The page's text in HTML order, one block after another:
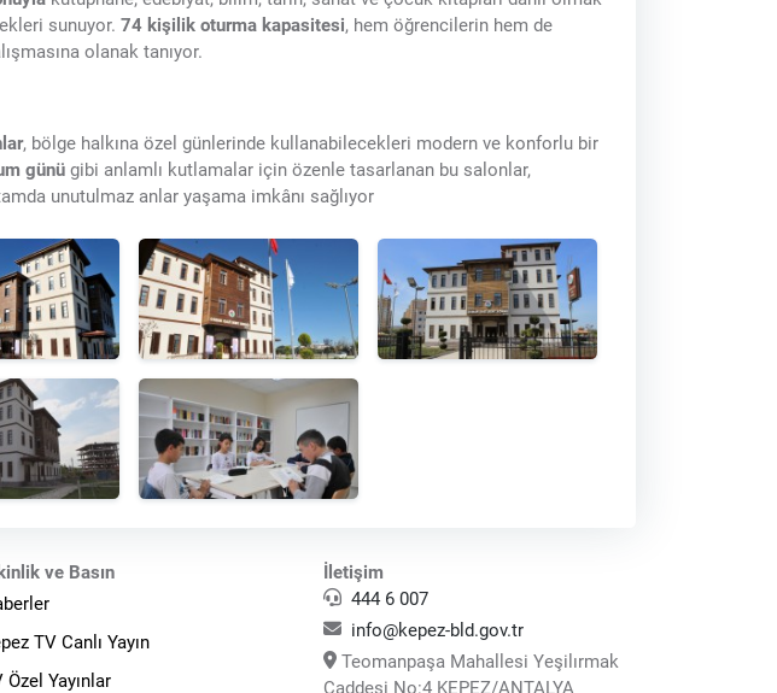
sunuyor. 74 kişilik oturma kapasitesi, hem öğrencilerin hem de
olanak tanıyor.
, bölge halkına özel günlerinde kullanabilecekleri modern ve konforlu bir
günü gibi anlamlı kutlamalar için özenle tasarlanan bu salonlar,
unutulmaz anlar yaşama imkânı sağlıyor
ve Basın
TV Canlı Yayın
Özel Yayınlar
İletişim
444 6 007
info@kepez-bld.gov.tr
Teomanpaşa Mahallesi Yeşilırmak
Caddesi No:4 KEPEZ/ANTALYA